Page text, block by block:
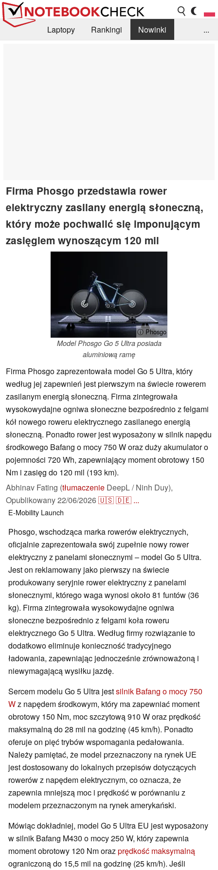
Laptopy Rankingi
Nowinki
...
Firma Phosgo przedstawia rower
elektryczny zasilany energią słoneczną,
który może pochwalić się imponującym
zasięgiem wynoszącym 120 mil
ⓘ Phosgo
Model Phosgo Go 5 Ultra posiada
aluminiową ramę
Firma Phosgo zaprezentowała model Go 5 Ultra, który
według jej zapewnień jest pierwszym na świecie rowerem
zasilanym energią słoneczną. Firma zintegrowała
wysokowydajne ogniwa słoneczne bezpośrednio z felgami
kół nowego roweru elektrycznego zasilanego energią
słoneczną. Ponadto rower jest wyposażony w silnik napędu
środkowego Bafang o mocy 750 W oraz duży akumulator o
pojemności 720 Wh, zapewniający moment obrotowy 150
Nm i zasięg do 120 mil (193 km).
Abhinav Fating (tłumaczenie DeepL / Ninh Duy),
Opublikowany22/06/2026🇺🇸🇩🇪 ...
E-Mobility Launch
Phosgo, wschodząca marka rowerów elektrycznych,
oficjalnie zaprezentowała swój zupełnie nowy rower
elektryczny z panelami słonecznymi – model Go 5 Ultra.
Jest on reklamowany jako pierwszy na świecie
produkowany seryjnie rower elektryczny z panelami
słonecznymi, którego waga wynosi około 81 funtów (36
kg). Firma zintegrowała wysokowydajne ogniwa
słoneczne bezpośrednio z felgami koła roweru
elektrycznego Go 5 Ultra. Według firmy rozwiązanie to
dodatkowo eliminuje konieczność tradycyjnego
ładowania, zapewniając jednocześnie zrównoważoną i
niewymagającą wysiłku jazdę.
Sercem modelu Go 5 Ultra jestsilnik Bafang o mocy 750
Wz napędem środkowym, który ma zapewniać moment
obrotowy 150 Nm, moc szczytową 910 W oraz prędkość
maksymalną do 28 mil na godzinę (45 km/h). Ponadto
oferuje on pięć trybów wspomagania pedałowania.
Należy pamiętać, że model przeznaczony na rynek UE
jest dostosowany do lokalnych przepisów dotyczących
rowerów z napędem elektrycznym, co oznacza, że
zapewnia mniejszą moc i prędkość w porównaniu z
modelem przeznaczonym na rynek amerykański.
Mówiąc dokładniej, model Go 5 Ultra EU jest wyposażony
w silnik Bafang M430 o mocy 250 W, który zapewnia
moment obrotowy 120 Nm orazprędkość maksymalną
ograniczoną do 15,5 mil na godzinę (25 km/h). Jeśli